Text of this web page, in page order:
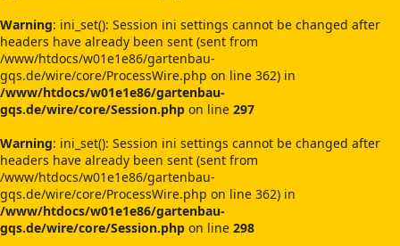
Warning: ini_set(): Session ini settings cannot be changed after
headers have already been sent (sent from
/www/htdocs/w01e1e86/gartenbau-
gqs.de/wire/core/ProcessWire.php on line 362) in
/www/htdocs/w01e1e86/gartenbau-
gqs.de/wire/core/Session.php on line 297
Warning: ini_set(): Session ini settings cannot be changed after
headers have already been sent (sent from
/www/htdocs/w01e1e86/gartenbau-
gqs.de/wire/core/ProcessWire.php on line 362) in
/www/htdocs/w01e1e86/gartenbau-
gqs.de/wire/core/Session.php on line 298